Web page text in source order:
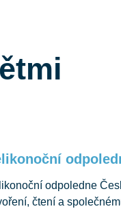
odpoledne
čtení a